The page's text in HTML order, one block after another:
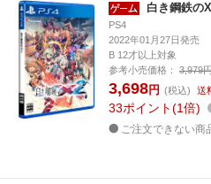
白き鋼鉄の
PS4
2022年01月27日発売
B 12才以上対象
参考小売価格：
3,979
3,698円 (税込) 送
33ポイント 1倍
ご注文できない商